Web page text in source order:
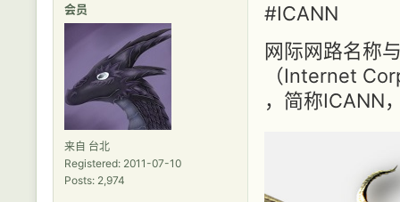
会员
来自 台北
Registered: 2011-07-10
Posts: 2,974
#ICANN
网际网路名称
（Internet
，简称ICANN